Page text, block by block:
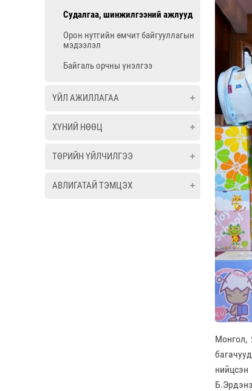
Судалгаа, шинжилгээний ажлууд
Орон нутгийн өмчит байгууллагын
мэдээлэл
Байгаль орчны үнэлгээ
ҮЙЛ АЖИЛЛАГАА
ХҮНИЙ НӨӨЦ
ТӨРИЙН ҮЙЛЧИЛГЭЭ
АВЛИГАТАЙ ТЭМЦЭХ
Монгол,